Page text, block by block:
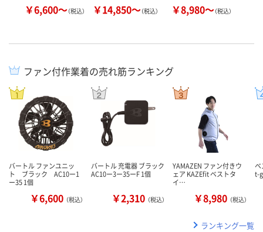
￥6,600～（税込） ￥14,850～（税込） ￥8,980～（税込）
ファン付作業着の売れ筋ランキング
バートル ファンユニッ
ト ブラック AC10ー1
ー35 1個
￥6,600 （税込）
バートル 充電器 ブラック
AC10ー3ー35ーF 1個
￥2,310 （税込）
YAMAZEN ファン付きウ
ェア KAZEfit ベストタ
イ…
￥8,980 （税込）
ベ
t-
ランキング一覧